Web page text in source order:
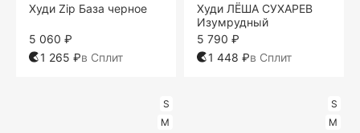
Худи Zip База черное
5 060 ₽
1 265 ₽в Сплит
Худи ЛЁША СУХАРЕВ
Изумрудный
5 790 ₽
1 448 ₽в Сплит
S
M
S
M